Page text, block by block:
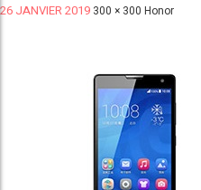
26 JANVIER 2019 300 × 300 Honor